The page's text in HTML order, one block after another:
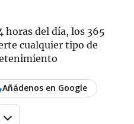
horas del día, los 365
cualquier tipo de
Añádenos en Google